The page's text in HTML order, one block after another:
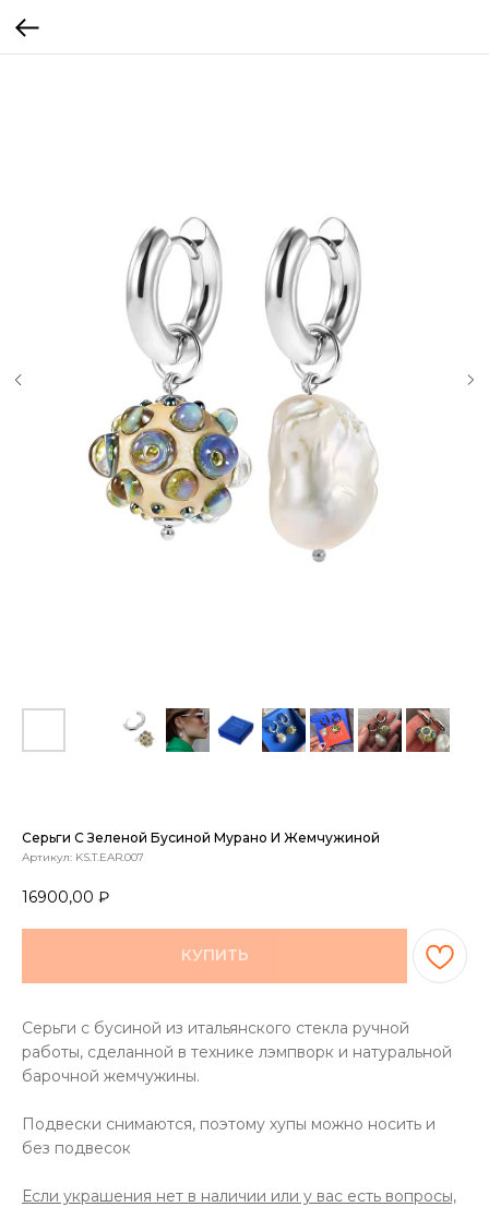
Серьги С Зеленой Бусиной Мурано И Жемчужиной
Артикул: KS.T.EAR.007
16900,00 ₽
КУПИТЬ
Серьги с бусиной из итальянского стекла ручной
работы, сделанной в технике лэмпворк и натуральной
барочной жемчужины.
Подвески снимаются, поэтому хупы можно носить и
без подвесок
Если украшения нет в наличии или у вас есть вопросы,